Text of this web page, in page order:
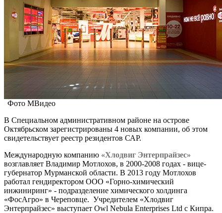
Фото МВидео
В Специальном административном районе на острове
Октябрьском зарегистрированы 4 новых компании, об этом
свидетельствует реестр резидентов САР.
Международную компанию «Хлодвиг Энтерпрайзес»
возглавляет Владимир Мотлохов, в 2000-2008 годах - вице-
губернатор Мурманской области. В 2013 году Мотлохов
работал гендиректором ООО «Горно-химический
инжиниринг» - подразделение химического холдинга
«ФосАгро» в Череповце. Учредителем «Хлодвиг
Энтерпрайзес» выступает Owl Nebula Enterprises Ltd с Кипра.